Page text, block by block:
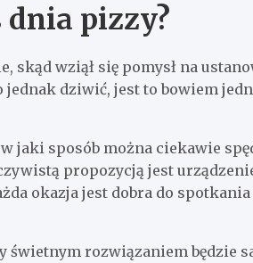
dnia pizzy?
skąd wziął się pomysł na
dziwić, jest to bowiem
jaki sposób można ciekawie
propozycją jest
okazja jest dobra do
świetnym rozwiązaniem będzie